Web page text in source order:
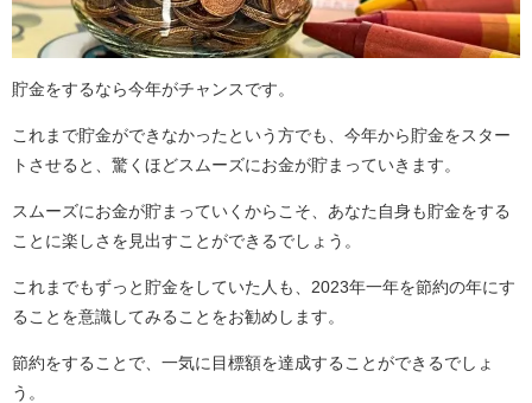
貯金をするなら今年がチャンスです。
これまで貯金ができなかったという方でも、今年から貯金をスター
トさせると、驚くほどスムーズにお金が貯まっていきます。
スムーズにお金が貯まっていくからこそ、あなた自身も貯金をする
ことに楽しさを見出すことができるでしょう。
これまでもずっと貯金をしていた人も、2023年一年を節約の年にす
ることを意識してみることをお勧めします。
節約をすることで、一気に目標額を達成することができるでしょ
う。